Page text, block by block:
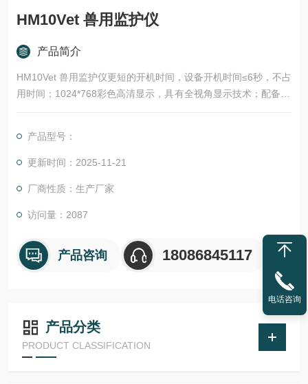
HM10Vet 兽用监护仪
产品简介
HM10Vet 兽用监护仪更短的开机时间，设备开机时间≤6秒，不占
用时间；1024*768彩色高清显示，具有全视角显示技术；配备13
CM超长报警灯，双侧显示，360°可视。
产品型号：
更新时间：2025-11-21
厂商性质：生产厂家
访问量：2087
产品咨询 18086845117
产品分类
PRODUCT CLASSIFICATION
电话咨询